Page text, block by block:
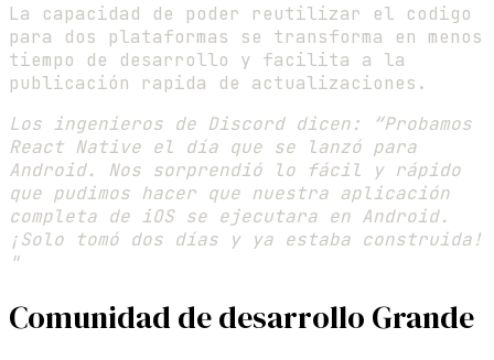
La capacidad de poder reutilizar el codigo
para dos plataformas se transforma en menos
tiempo de desarrollo y facilita a la
publicación rapida de actualizaciones.
Los ingenieros de Discord dicen: “Probamos
React Native el día que se lanzó para
Android. Nos sorprendió lo fácil y rápido
que pudimos hacer que nuestra aplicación
completa de iOS se ejecutara en Android.
¡Solo tomó dos días y ya estaba construida!
"
Comunidad de desarrollo Grande